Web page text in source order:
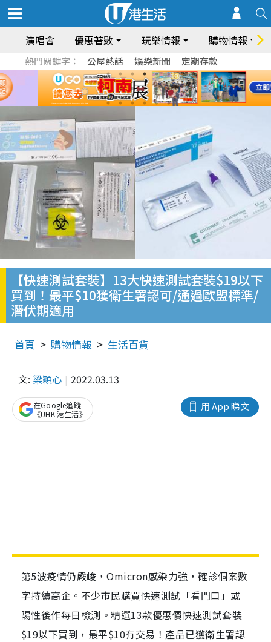
演唱會 優惠著數 玩樂情報 購物情報
熱門關鍵字： 公屋熱話 娛樂新聞 定期存款
【快速測試套裝】13大快速測試套裝$19以下
買到！最平$10獲衛生署認可/通過歐盟標準/
潛伏期適用
首頁 購物情報 生活百貨
文: 梁穎心 2022.03.13
用 App 睇文
在Google追蹤
《UHK 港生活》
第5波疫情仍嚴峻，Omicron感染力強，確診個案數
字持續高企。不少市民購買快速測試「看門口」或
陽性後作每日檢測。精選13款優惠價快速測試套裝
$19以下買到，最平$10有交易！產品已獲衛生署認